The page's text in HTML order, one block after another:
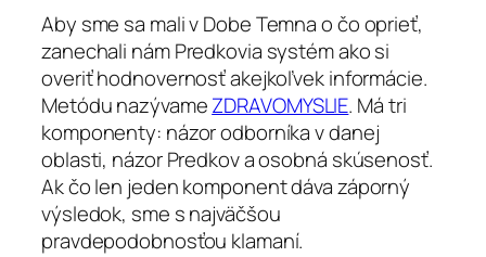
Aby sme sa mali v Dobe Temna o čo oprieť,
zanechali nám Predkovia systém ako si
overiť hodnovernosť akejkoľvek informácie.
Metódu nazývameZDRAVOMYSLIE. Má tri
komponenty: názor odborníka v danej
oblasti, názor Predkov a osobná skúsenosť.
Ak čo len jeden komponent dáva záporný
výsledok, sme s najväčšou
pravdepodobnosťou klamaní.